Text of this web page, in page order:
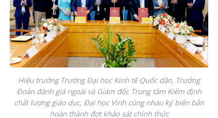
Hiệu trưởng Trường Đại học Kinh tế Quốc dân, Trưởng
Đoàn đánh giá ngoài và Giám đốc Trung tâm Kiểm định
chất lượng giáo dục, Đại học Vinh cùng nhau ký biên bản
hoàn thành đợt khảo sát chính thức